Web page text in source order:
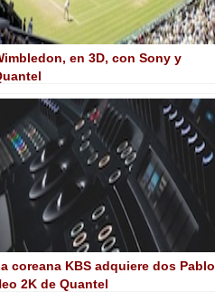
en 3D, con Sony y
coreana KBS adquiere dos Pablo
2K de Quantel